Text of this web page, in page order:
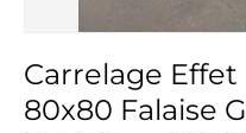
Carrelage
80x80 Falaise